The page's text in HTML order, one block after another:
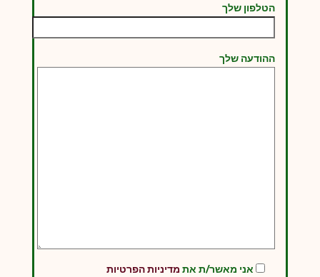
הטלפון שלך
ההודעה שלך
אני מאשר/ת את מדיניות הפרטיות